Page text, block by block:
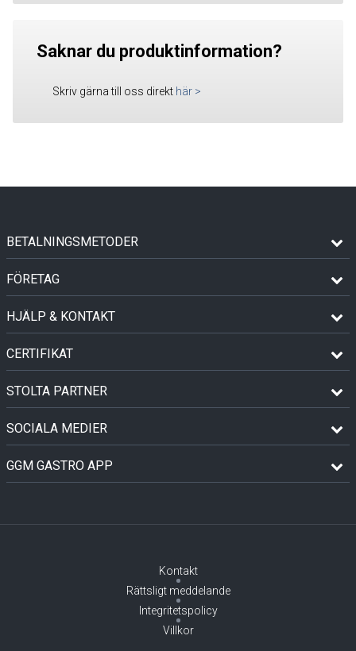
Saknar du produktinformation?
Skriv gärna till oss direkt här >
BETALNINGSMETODER
FÖRETAG
HJÄLP & KONTAKT
CERTIFIKAT
STOLTA PARTNER
SOCIALA MEDIER
GGM GASTRO APP
Kontakt
Rättsligt meddelande
Integritetspolicy
Villkor